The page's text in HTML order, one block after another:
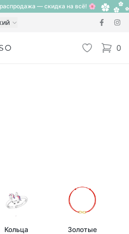
— скидка на всё! 🌸
Избранное
0
items
Кольца
Золотые